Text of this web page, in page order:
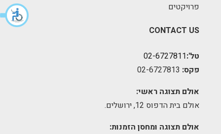
פרויקטים
CONTACT US
טל':02-6727811
פקס:
אולם תצוגה ראשי:
אולם בית הדפוס 12, ירושלים.
אולם תצוגה ומחסן הזמנות: